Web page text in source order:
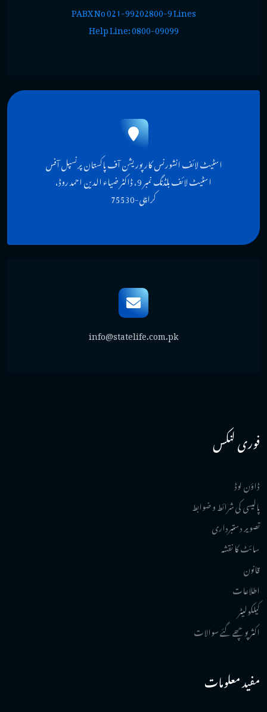
PABX No 021-99202800-9 Lines
Help Line: 0800-09099
اسٹیٹ لائف انشورنس کارپوریشن آف پاکستان پرنسپل آفس
اسٹیٹ لائف بلڈنگ نمبر 9، ڈاکٹر ضیاء الدین احمد روڈ،
کراچی-75530
info@statelife.com.pk
فوری لنکس
ڈاؤن لوڈ
پالیسی کی شرائط و ضوابط
تصویر دستبرداری
سائٹ کا نقشہ
قانون
اطلاعات
کیلکولیٹر
اکثر پوچھے گئے سوالات
مفید معلومات